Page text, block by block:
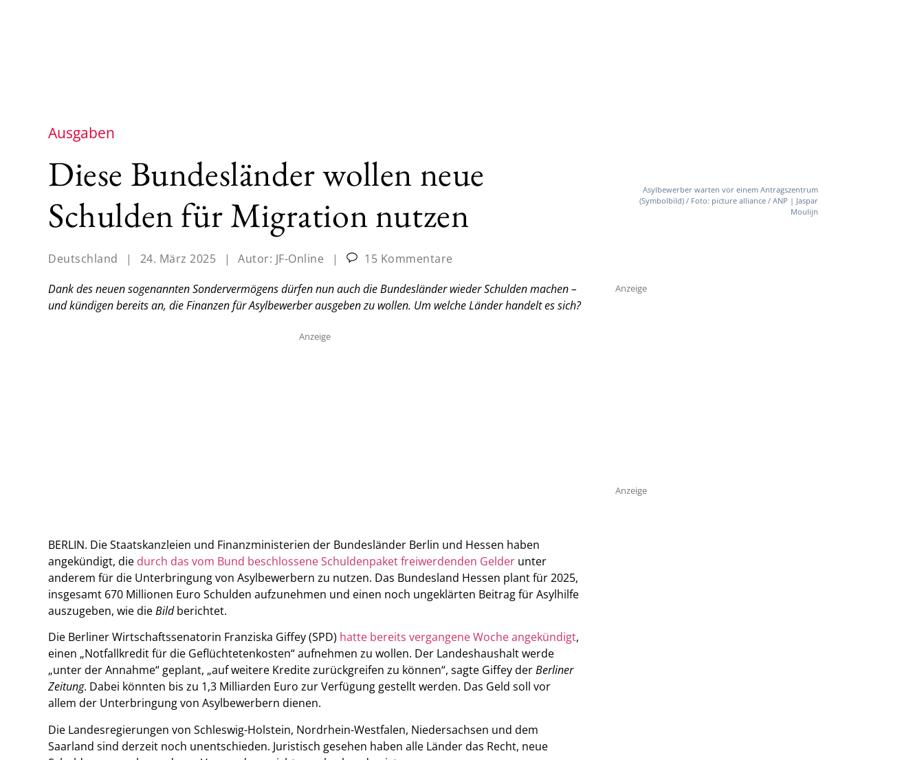
Ausgaben
Diese Bundesländer wollen neue
Schulden für Migration nutzen
Deutschland | 24. März 2025 | Autor: JF-Online |
15 Kommentare
Dank des neuen sogenannten Sondervermögens dürfen nun auch die Bundesländer wieder Schulden machen –
und kündigen bereits an, die Finanzen für Asylbewerber ausgeben zu wollen. Um welche Länder handelt es sich?
Anzeige
BERLIN. Die Staatskanzleien und Finanzministerien der Bundesländer Berlin und Hessen haben
angekündigt, die durch das vom Bund beschlossene Schuldenpaket freiwerdenden Gelder unter
anderem für die Unterbringung von Asylbewerbern zu nutzen. Das Bundesland Hessen plant für 2025,
insgesamt 670 Millionen Euro Schulden aufzunehmen und einen noch ungeklärten Beitrag für Asylhilfe
auszugeben, wie dieBildberichtet.
Die Berliner Wirtschaftssenatorin Franziska Giffey (SPD) hatte bereits vergangene Woche angekündigt,
einen „Notfallkredit für die Geflüchtetenkosten“ aufnehmen zu wollen. Der Landeshaushalt werde
„unter der Annahme“ geplant, „auf weitere Kredite zurückgreifen zu können“, sagte Giffey derBerliner
Zeitung. Dabei könnten bis zu 1,3 Milliarden Euro zur Verfügung gestellt werden. Das Geld soll vor
allem der Unterbringung von Asylbewerbern dienen.
Die Landesregierungen von Schleswig-Holstein, Nordrhein-Westfalen, Niedersachsen und dem
Saarland sind derzeit noch unentschieden. Juristisch gesehen haben alle Länder das Recht, neue
Asylbewerber warten vor einem Antragszentrum
(Symbolbild) / Foto: picture alliance / ANP | Jaspar
Moulijn
Anzeige
Anzeige